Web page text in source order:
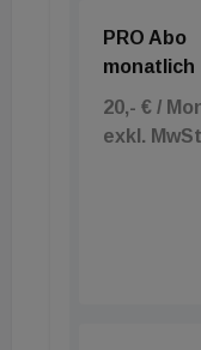
habe und
Schwerpunkte
öffentliche
Bahnsparte.
PRO Abo
monatlich
20,- € /
exkl.